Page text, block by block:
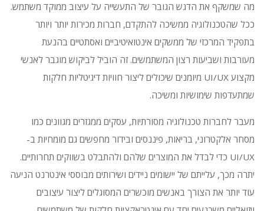
מה שמשקף את הדגש הגובר של התעשייה על עיצוב ממוקד משתמש.
ככל שהטכנולוגיה ממשיכה להתקדם, חברות מכירות יותר ויותר
בתפקיד המרכזי של ממשקים אינטואיטיביים ואסתטיים בהנעת
מעורבות ושביעות רצון המשתמשים.זה הוביל לביקוש מוגבר לאנשי
מקצוע UI/UX מיומנים שיכולים ליצור חוויות דיגיטליות חלקות
שמתעדפות שימושיות ומשיכה.
מעבר לחברות טכנולוגיה מסורתיות, עסקים ממגזרים מגוונים כמו
מסחר אלקטרוני, בריאות, פיננסים ובידור מחפשים גם מומחיות ב-
UI/UX כדי לבדל את המוצרים שלהם ולהתבלט בשווקים תחרותיים.
יתרה מכך, עלייתם של יישומים ניידים ושירותים מבוססי אינטרנט הניעה
עוד יותר את הצורך באנשים מוכשרים המסוגלים ליצור עיצובים